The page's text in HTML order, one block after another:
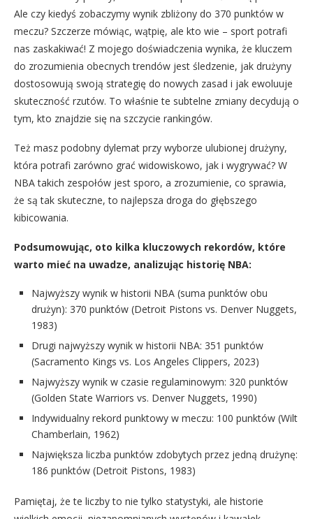
Ale czy kiedyś zobaczymy wynik zbliżony do 370 punktów w
meczu? Szczerze mówiąc, wątpię, ale kto wie – sport potrafi
nas zaskakiwać! Z mojego doświadczenia wynika, że kluczem
do zrozumienia obecnych trendów jest śledzenie, jak drużyny
dostosowują swoją strategię do nowych zasad i jak ewoluuje
skuteczność rzutów. To właśnie te subtelne zmiany decydują o
tym, kto znajdzie się na szczycie rankingów.
Też masz podobny dylemat przy wyborze ulubionej drużyny,
która potrafi zarówno grać widowiskowo, jak i wygrywać? W
NBA takich zespołów jest sporo, a zrozumienie, co sprawia,
że są tak skuteczne, to najlepsza droga do głębszego
kibicowania.
Podsumowując, oto kilka kluczowych rekordów, które
warto mieć na uwadze, analizując historię NBA:
Najwyższy wynik w historii NBA (suma punktów obu
drużyn): 370 punktów (Detroit Pistons vs. Denver Nuggets,
1983)
Drugi najwyższy wynik w historii NBA: 351 punktów
(Sacramento Kings vs. Los Angeles Clippers, 2023)
Najwyższy wynik w czasie regulaminowym: 320 punktów
(Golden State Warriors vs. Denver Nuggets, 1990)
Indywidualny rekord punktowy w meczu: 100 punktów (Wilt
Chamberlain, 1962)
Największa liczba punktów zdobytych przez jedną drużynę:
186 punktów (Detroit Pistons, 1983)
Pamiętaj, że te liczby to nie tylko statystyki, ale historie